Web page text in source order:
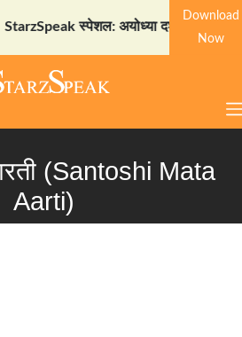
अयोध्या दर्शन गाइड Download Now
Download
Now
(Santoshi Mata
Aarti)